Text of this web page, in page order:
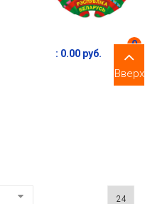
0
: 0.00 pуб.
Вверх